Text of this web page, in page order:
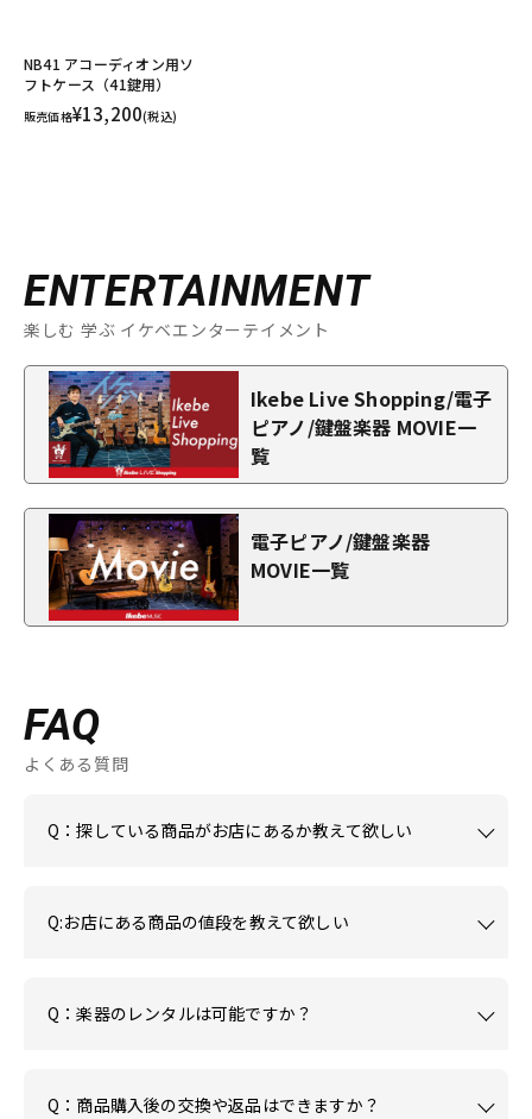
NB41 アコーディオン用ソ
フトケース（41鍵用）
販売価格¥13,200(税込)
ENTERTAINMENT
楽しむ 学ぶ イケベエンターテイメント
Ikebe Live Shopping/電子
ピアノ/鍵盤楽器 MOVIE一
覧
電子ピアノ/鍵盤楽器
MOVIE一覧
FAQ
よくある質問
Q：探している商品がお店にあるか教えて欲しい
Q:お店にある商品の値段を教えて欲しい
Q：楽器のレンタルは可能ですか？
Q：商品購入後の交換や返品はできますか？